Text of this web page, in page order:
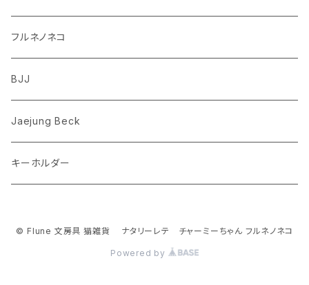
ポメラニアン
コーギー
クマ
ゾウ
トリ
ミッフィー
Richard Scarry (リチャード・スキャリー)
おぱんちゅうさぎ/んぽちゃむ
フルネノネコ
BJJ
Jaejung Beck
キーホルダー
© Flune 文房具 猫雑貨 ナタリーレテ チャーミーちゃん フルネノネコ
Powered by